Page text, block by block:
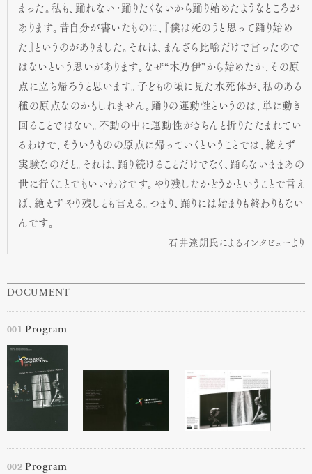
まった。私も、踊れない・踊りたくないから踊り始めたようなところが
あります。昔自分が書いたものに、『僕は死のうと思って踊り始め
た』というのがありました。それは、まんざら比喩だけで言ったので
はないという思いがあります。なぜ“木乃伊”から始めたか、その原
点に立ち帰ろうと思います。子どもの頃に見た水死体が、私のある
種の原点なのかもしれません。踊りの運動性というのは、単に動き
回ることではない。不動の中に運動性がきちんと折りたたまれてい
るわけで、そういうものの原点に帰っていくということでは、絶えず
実験なのだと。それは、踊り続けることだけでなく、踊らないままあの
世に行くことでもいいわけです。やり残したかどうかということで言え
ば、絶えずやり残しとも言える。つまり、踊りには始まりも終わりもない
んです。
石井達朗氏によるインタビューより
DOCUMENT
001 Program
002Program